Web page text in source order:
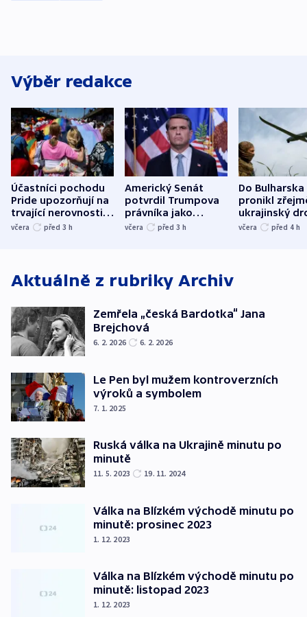
Výběr redakce
Účastníci pochodu
Pride upozorňují na
trvající nerovnosti i
společenskou
včera před 3 h
Americký Senát
potvrdil Trumpova
právníka jako
ministra
včera před 3 h
Do Bulharska
pronikl
ukrajinský
explodoval
včera před 4 h
Aktuálně z rubriky Archiv
Zemřela „česká Bardotka“ Jana
Brejchová
6. 2. 2026 6. 2. 2026
Le Pen byl mužem kontroverzních
výroků a symbolem
7. 1. 2025
Ruská válka na Ukrajině minutu po
minutě
11. 5. 2023 19. 11. 2024
Válka na Blízkém východě minutu po
minutě: prosinec 2023
1. 12. 2023
Válka na Blízkém východě minutu po
minutě: listopad 2023
1. 12. 2023